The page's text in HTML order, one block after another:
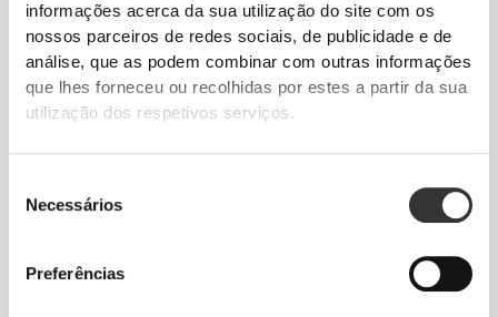
informações acerca da sua utilização do site com os
nossos parceiros de redes sociais, de publicidade e de
análise, que as podem combinar com outras informações
que lhes forneceu ou recolhidas por estes a partir da sua
utilização dos respetivos serviços.
Necessários
Preferências
M
72 - 80
28"3/8 - 31" 1/2
98 - 106
38"
- 41" 3/4
78
30"
L
80 - 88
31"
- 34"
41"
1/8
Entre tamanhos? Não tens a certeza do teu